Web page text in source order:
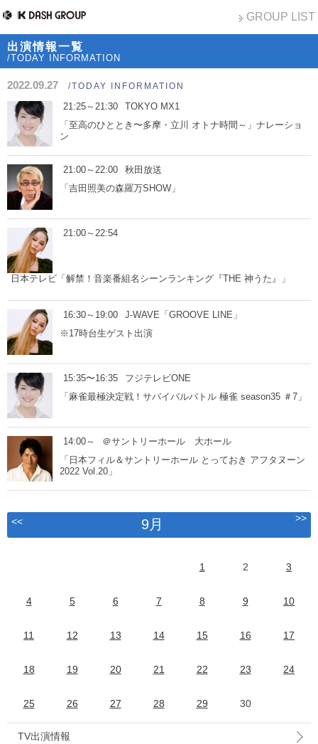
GROUP LIST
出演情報一覧
/TODAY INFORMATION
2022.09.27 /TODAY INFORMATION
21:25～21:30
TOKYO MX1
「至高のひととき〜多摩・立川 オトナ時間～」ナレーショ
ン
21:00～22:00
秋田放送
「吉田照美の森羅万SHOW」
21:00～22:54
日本テレビ「解禁！音楽番組名シーンランキング『THE 神うた』」
16:30～19:00
J-WAVE「GROOVE LINE」
※17時台生ゲスト出演
15:35〜16:35
フジテレビONE
「麻雀最極決定戦！サバイバルバトル 極雀 season35 ＃7」
14:00～
＠サントリーホール 大ホール
「日本フィル＆サントリーホール とっておき アフタヌーン
2022 Vol.20」
<< 9月 >>
1 2 3
4 5 6 7 8 9 10
11 12 13 14 15 16 17
18 19 20 21 22 23 24
25 26 27 28 29 30
TV出演情報